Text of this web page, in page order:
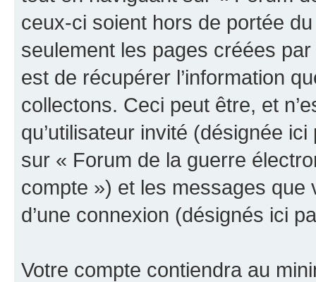
ceux-ci soient hors de portée
seulement les pages créées
est de récupérer l’information
collectons. Ceci peut être, et
qu’utilisateur invité (désignée
sur « Forum de la guerre
compte ») et les messages que
d’une connexion (désignés ici
Votre compte contiendra au